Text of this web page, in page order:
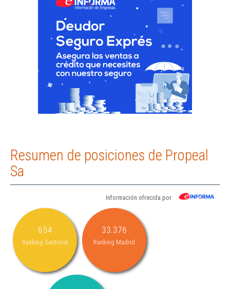
Resumen de posiciones de Propeal
Sa
Información ofrecida por
654
Ranking Sectorial
33.376
Ranking Madrid